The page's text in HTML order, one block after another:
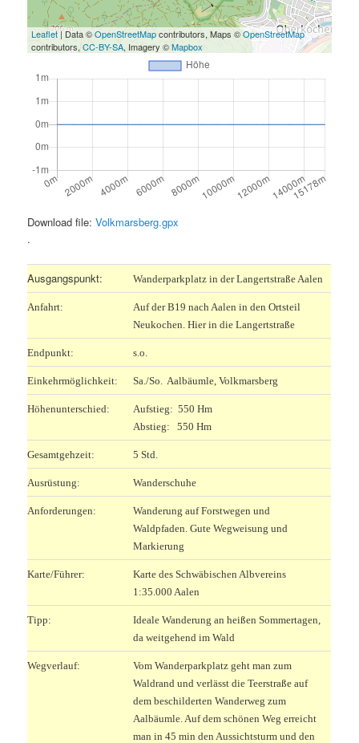
Leaflet| Data ©OpenStreetMapcontributors, Maps ©OpenStreetMap
contributors,CC-BY-SA, Imagery ©Mapbox
Download file:Volkmarsberg.gpx
.
Ausgangspunkt: Wanderparkplatz in der Langertstraße Aalen
Anfahrt:
Auf der B19 nach Aalen in den Ortsteil
Neukochen. Hier in die Langertstraße
Endpunkt: s.o.
Einkehrmöglichkeit: Sa./So. Aalbäumle, Volkmarsberg
Höhenunterschied:
Aufstieg: 550 Hm
Abstieg: 550 Hm
Gesamtgehzeit: 5 Std.
Ausrüstung: Wanderschuhe
Anforderungen:
Wanderung auf Forstwegen und
Waldpfaden. Gute Wegweisung und
Markierung
Karte/Führer:
Karte des Schwäbischen Albvereins
1:35.000 Aalen
Tipp:
Ideale Wanderung an heißen Sommertagen,
da weitgehend im Wald
Wegverlauf:
Vom Wanderparkplatz geht man zum
Waldrand und verlässt die Teerstraße auf
dem beschilderten Wanderweg zum
Aalbäumle. Auf dem schönen Weg erreicht
man in 45 min den Aussichtsturm und den